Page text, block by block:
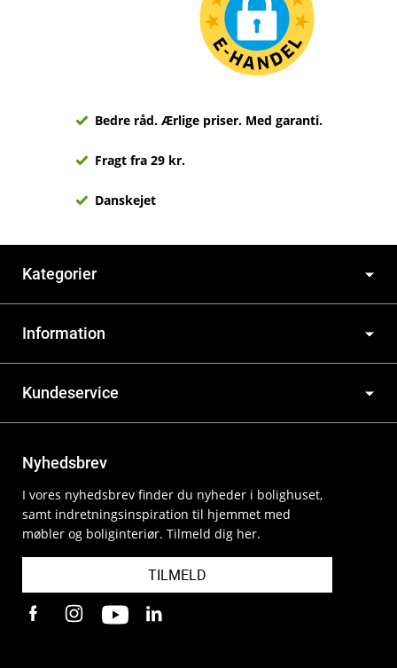
Bedre råd. Ærlige priser. Med garanti.
Fragt fra 29 kr.
Danskejet
Kategorier
Information
Kundeservice
Nyhedsbrev
I vores nyhedsbrev finder du nyheder i bolighuset,
samt indretningsinspiration til hjemmet med
møbler og boliginteriør. Tilmeld dig her.
TILMELD